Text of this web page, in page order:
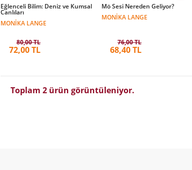
Eğlenceli Bilim: Deniz ve Kumsal
Canlıları
MONIKA LANGE
80,00 TL
72,00 TL
Mö Sesi Nereden Geliyor?
MONIKA LANGE
76,00 TL
68,40 TL
Toplam 2 ürün görüntüleniyor.